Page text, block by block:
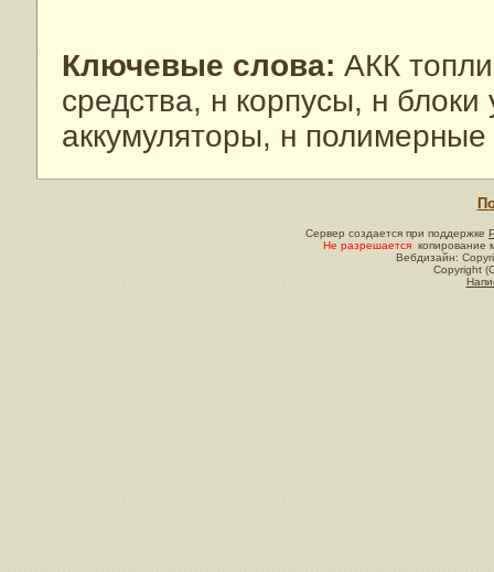
Ключевые слова: АКК
средства, н корпусы, н
аккумуляторы, н
Сервер создается при поддержке
Не разрешается копирование
Вебдизайн:
Copyright